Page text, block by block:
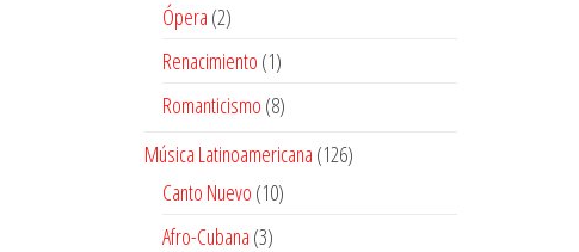
Ópera 22
productos
Renacimiento 11
producto
Romanticismo 88
Música Latinoamericana 126126
Canto Nuevo 1010
Afro-Cubana 33